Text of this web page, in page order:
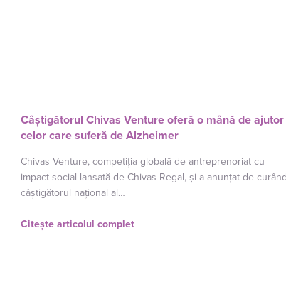
Câștigătorul Chivas Venture oferă o mână de ajutor
celor care suferă de Alzheimer
Chivas Venture, competiția globală de antreprenoriat cu
impact social lansată de Chivas Regal, și-a anunțat de curând
câștigătorul național al…
Citește articolul complet